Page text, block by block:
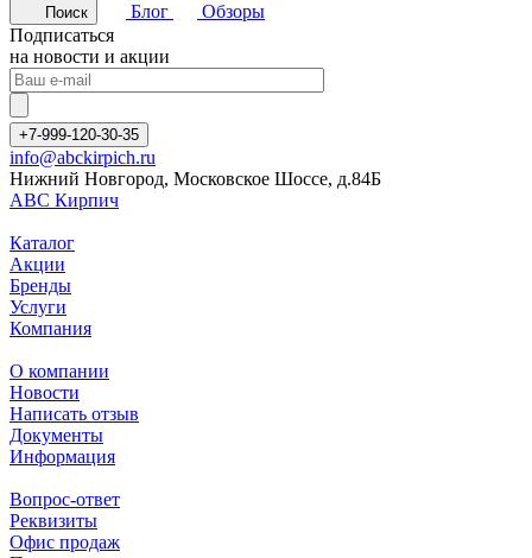
Поиск Блог
Обзоры
Подписаться
на новости и акции
+7-999-120-30-35
info@abckirpich.ru
Нижний Новгород, Московское Шоссе, д.84Б
АВС Кирпич
Каталог
Акции
Бренды
Услуги
Компания
О компании
Новости
Написать отзыв
Документы
Информация
Вопрос-ответ
Реквизиты
Офис продаж